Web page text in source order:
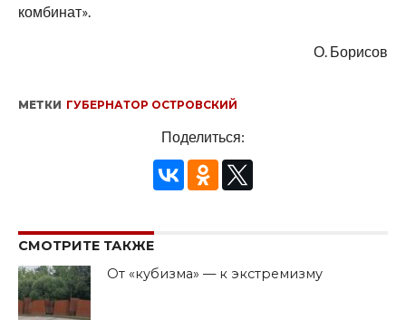
комбинат».
О. Борисов
МЕТКИ ГУБЕРНАТОР ОСТРОВСКИЙ
Поделиться:
СМОТРИТЕ ТАКЖЕ
От «кубизма» — к экстремизму